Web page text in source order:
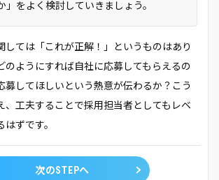
」をよく検討していきましょう。
しては「これが正解！」というものはあり
のようにすれば自社に応募してもらえるの
募してほしいという熱意が伝わるか？こう
、工夫することで採用担当者としてもレベ
ずです。
次のSTEPへ